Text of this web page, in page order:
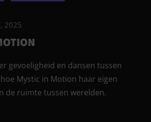
2025
gevoeligheid en dansen tussen
Mystic in Motion haar eigen
de ruimte tussen werelden.